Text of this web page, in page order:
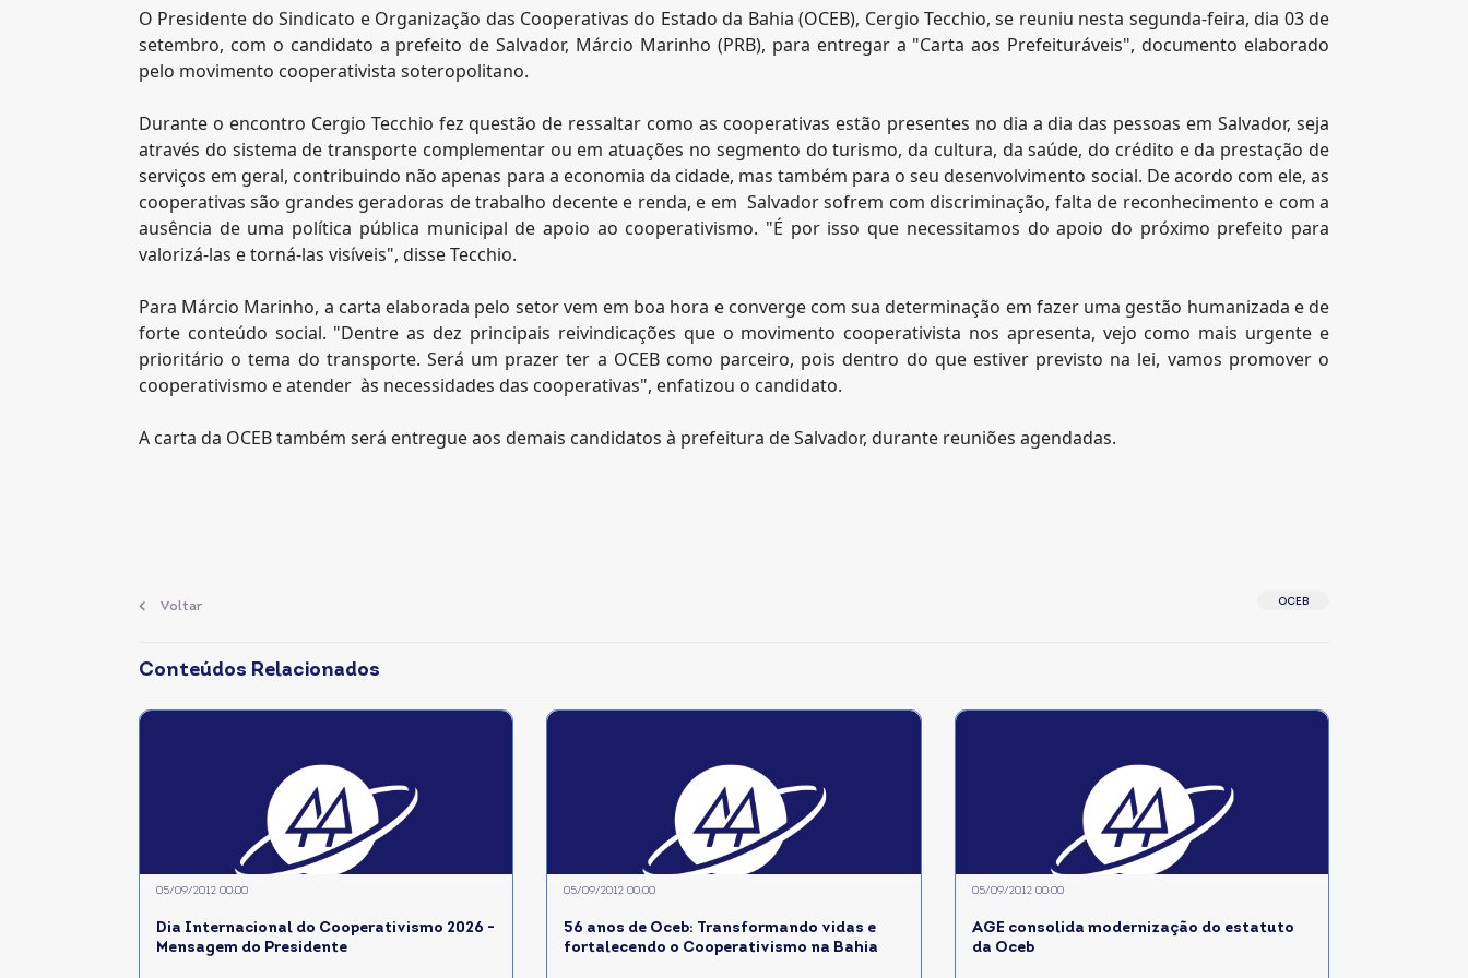
O Presidente do Sindicato e Organização das Cooperativas do Estado da Bahia (OCEB), Cergio Tecchio, se reuniu nesta segunda-feira, dia 03 de
setembro, com o candidato a prefeito de Salvador, Márcio Marinho (PRB), para entregar a "Carta aos Prefeituráveis", documento elaborado
pelo movimento cooperativista soteropolitano.
Durante o encontro Cergio Tecchio fez questão de ressaltar como as cooperativas estão presentes no dia a dia das pessoas em Salvador, seja
através do sistema de transporte complementar ou em atuações no segmento do turismo, da cultura, da saúde, do crédito e da prestação de
serviços em geral, contribuindo não apenas para a economia da cidade, mas também para o seu desenvolvimento social. De acordo com ele, as
cooperativas são grandes geradoras de trabalho decente e renda, e em Salvador sofrem com discriminação, falta de reconhecimento e com a
ausência de uma política pública municipal de apoio ao cooperativismo. "É por isso que necessitamos do apoio do próximo prefeito para
valorizá-las e torná-las visíveis", disse Tecchio.
Para Márcio Marinho, a carta elaborada pelo setor vem em boa hora e converge com sua determinação em fazer uma gestão humanizada e de
forte conteúdo social. "Dentre as dez principais reivindicações que o movimento cooperativista nos apresenta, vejo como mais urgente e
prioritário o tema do transporte. Será um prazer ter a OCEB como parceiro, pois dentro do que estiver previsto na lei, vamos promover o
cooperativismo e atender às necessidades das cooperativas", enfatizou o candidato.
A carta da OCEB também será entregue aos demais candidatos à prefeitura de Salvador, durante reuniões agendadas.
Voltar OCEB
Conteúdos Relacionados
Dia Internacional do Cooperativismo 2026 -
Mensagem do Presidente
05/09/2012 00:00
56 anos de Oceb: Transformando vidas e
fortalecendo o Cooperativismo na Bahia
05/09/2012 00:00
AGE consolida modernização do estatuto
da Oceb
05/09/2012 00:00